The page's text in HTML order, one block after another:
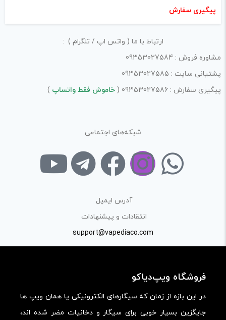
لازم است محتوای ارسالی منطبق برعرف و شئونات جامعه و با
بیانی رسمی و عاری از لحن تند، تمسخرو توهین باشد.
از ارسال لینک‌های سایت‌های دیگر و ارایه‌ی اطلاعات شخصی
خودتان مثل شماره تماس، ایمیل و آی‌دی شبکه‌های اجتماعی
پرهیز کنید.
در نظر داشته باشید هدف نهایی از ارائه‌ی نظر درباره‌ی کالا
با توجه به ساختار بخش نظرات، از پرسیدن سوال یا درخواست
راهنمایی در این بخش خودداری کرده و سوالات خود را در بخش
«پرسش و پاسخ» مطرح کنید.
امکانات و قابلیت ها:
پیگیری سفارش
ارتباط با ما ( واتس اپ / تلگرام ) :
مشاوره فروش : 09353027584
پشتیانی سایت : 09353027585
پیگیری سفارش : 09353027586 (
خاموش فقط واتساپ )
شبکه‌های اجتماعی
آدرس ایمیل
انتقادات و پیشنهادات
support@vapediaco.com
فروشگاه ویپ‌دیاکو
در این بازه از زمان که سیگارهای الکترونیکی یا همان ویپ ها
جایگزین بسیار خوبی برای سیگار و دخانیات مضر شده اند،